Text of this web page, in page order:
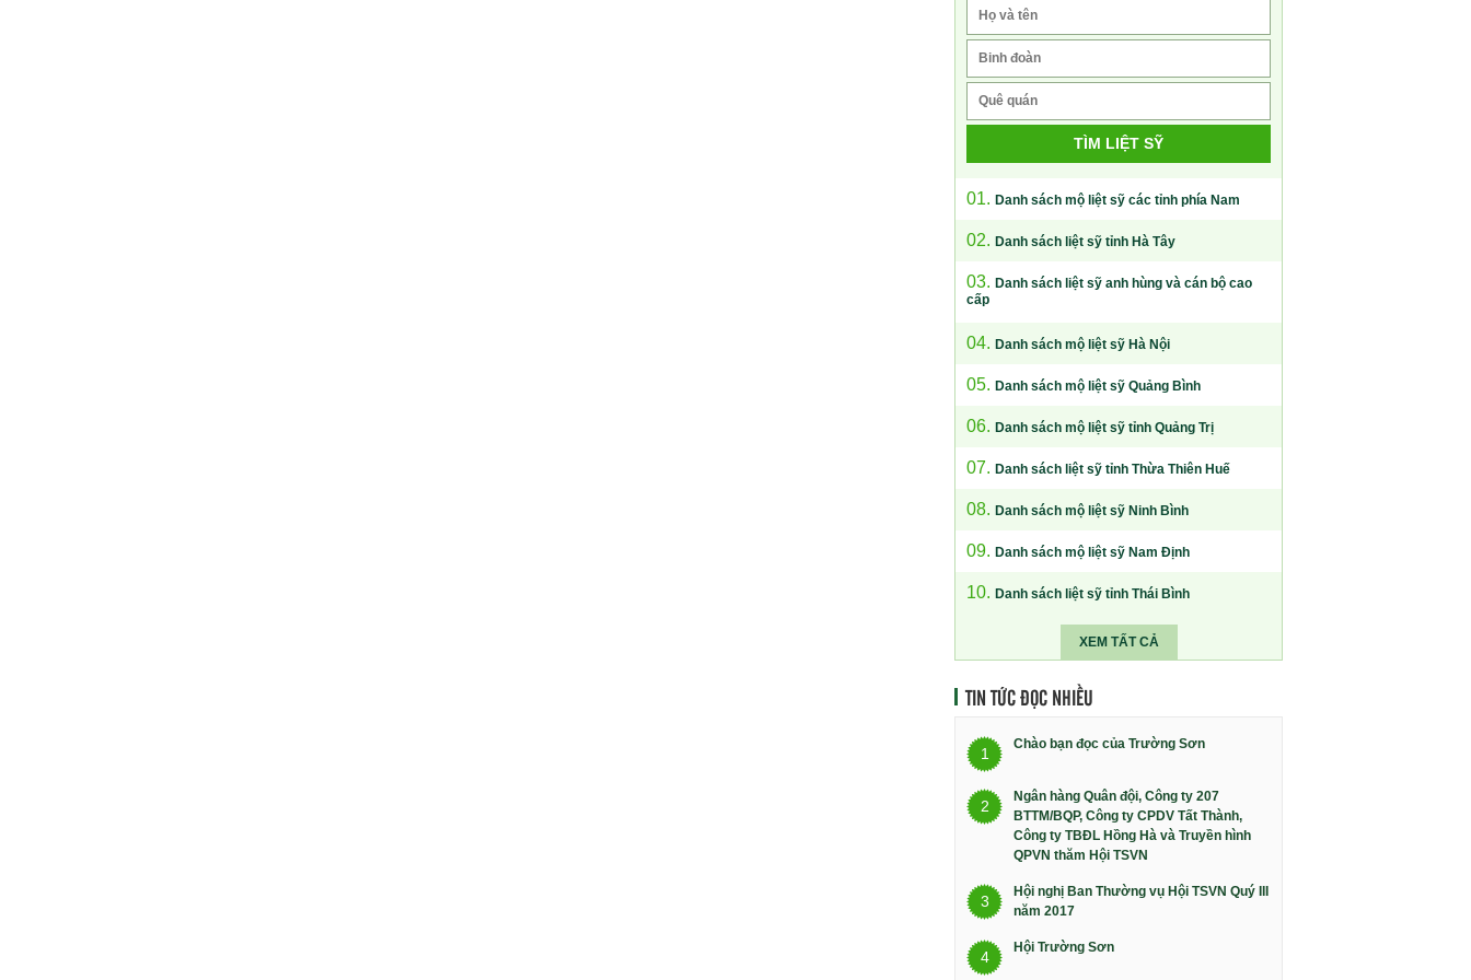
TÌM LIỆT SỸ
01. Danh sách mộ liệt sỹ các tỉnh phía Nam
02. Danh sách liệt sỹ tỉnh Hà Tây
03. Danh sách liệt sỹ anh hùng và cán bộ cao
cấp
04. Danh sách mộ liệt sỹ Hà Nội
05. Danh sách mộ liệt sỹ Quảng Bình
06. Danh sách mộ liệt sỹ tỉnh Quảng Trị
07. Danh sách liệt sỹ tỉnh Thừa Thiên Huế
08. Danh sách mộ liệt sỹ Ninh Bình
09. Danh sách mộ liệt sỹ Nam Định
10. Danh sách liệt sỹ tỉnh Thái Bình
XEM TẤT CẢ
TIN TỨC ĐỌC NHIỀU
1
Chào bạn đọc của Trường Sơn
2
Ngân hàng Quân đội, Công ty 207
BTTM/BQP, Công ty CPDV Tất Thành,
Công ty TBĐL Hồng Hà và Truyền hình
QPVN thăm Hội TSVN
3
Hội nghị Ban Thường vụ Hội TSVN Quý III
năm 2017
4
Hội Trường Sơn